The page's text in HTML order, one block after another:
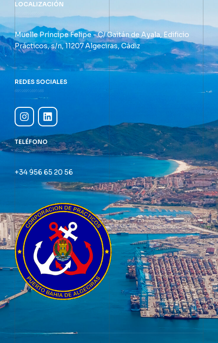
LOCALIZACIÓN
Muelle Príncipe Felipe - C/ Gaitán de Ayala, Edificio
Prácticos, s/n, 11207 Algeciras, Cádiz
REDES SOCIALES
TELÉFONO
+34 956 65 20 56